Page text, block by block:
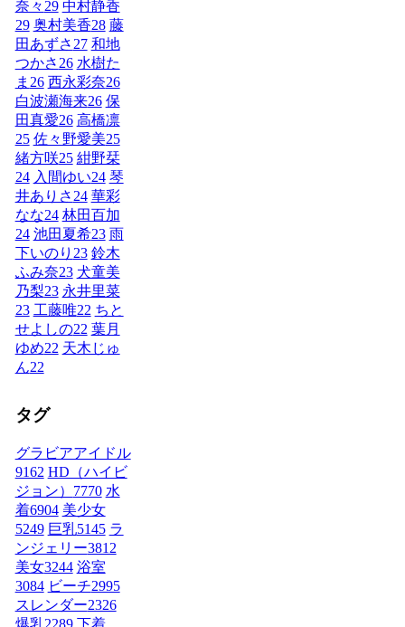
奈々 29 中村静香
29 奥村美香28 藤
田あずさ 27 和地
つかさ 26 水樹た
ま 26 西永彩奈26
白波瀬海来26 保
田真愛26 高橋凛
25 佐々野愛美25
緒方咲25 紺野栞
24 入間ゆい24 琴
井ありさ 24 華彩
なな24 林田百加
24 池田夏希23 雨
下いのり 23 鈴木
ふみ奈23 犬童美
乃梨23 永井里菜
23 工藤唯22 ちと
せよしの22 葉月
ゆめ22 天木じゅ
ん22
タグ
グラビアアイドル
9162 HD（ハイビ
ジョン） 7770 水
着6904 美少女
5249 巨乳5145 ラ
ンジェリー3812
美女3244 浴室
3084 ビーチ2995
スレンダー2326
爆乳2289 下着